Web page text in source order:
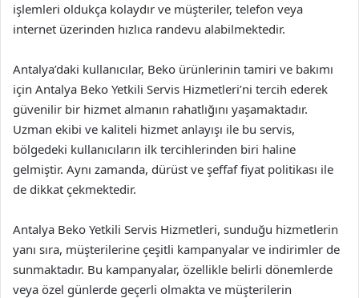
işlemleri oldukça kolaydır ve müşteriler, telefon veya
internet üzerinden hızlıca randevu alabilmektedir.
Antalya’daki kullanıcılar, Beko ürünlerinin tamiri ve bakımı
için Antalya Beko Yetkili Servis Hizmetleri’ni tercih ederek
güvenilir bir hizmet almanın rahatlığını yaşamaktadır.
Uzman ekibi ve kaliteli hizmet anlayışı ile bu servis,
bölgedeki kullanıcıların ilk tercihlerinden biri haline
gelmiştir. Aynı zamanda, dürüst ve şeffaf fiyat politikası ile
de dikkat çekmektedir.
Antalya Beko Yetkili Servis Hizmetleri, sunduğu hizmetlerin
yanı sıra, müşterilerine çeşitli kampanyalar ve indirimler de
sunmaktadır. Bu kampanyalar, özellikle belirli dönemlerde
veya özel günlerde geçerli olmakta ve müşterilerin